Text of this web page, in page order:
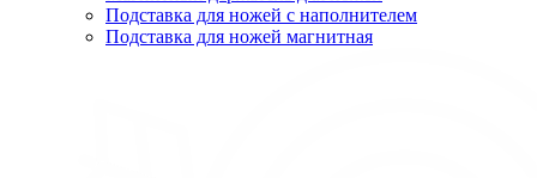
Подставка для ножей с наполнителем
Подставка для ножей магнитная